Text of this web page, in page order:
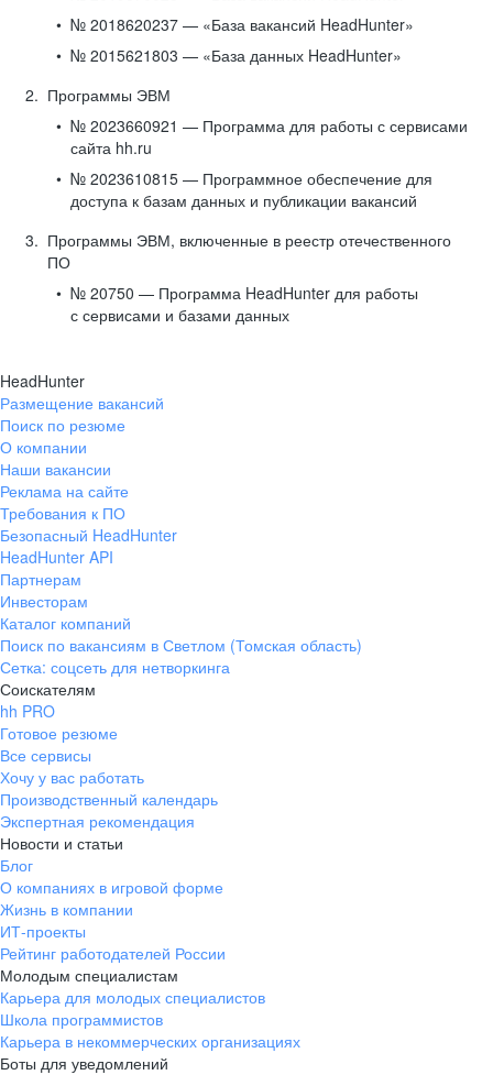
№ 2018620237 — «База вакансий HeadHunter»
№ 2015621803 — «База данных HeadHunter»
Программы ЭВМ
№ 2023660921 — Программа для работы с сервисами
сайта hh.ru
№ 2023610815 — Программное обеспечение для
доступа к базам данных и публикации вакансий
Программы ЭВМ, включенные в реестр отечественного
ПО
№ 20750 — Программа HeadHunter для работы
с сервисами и базами данных
HeadHunter
Размещение вакансий
Поиск по резюме
О компании
Наши вакансии
Реклама на сайте
Требования к ПО
Безопасный HeadHunter
HeadHunter API
Партнерам
Инвесторам
Каталог компаний
Поиск по вакансиям в Светлом (Томская область)
Сетка: соцсеть для нетворкинга
Соискателям
hh PRO
Готовое резюме
Все сервисы
Хочу у вас работать
Производственный календарь
Экспертная рекомендация
Новости и статьи
Блог
О компаниях в игровой форме
Жизнь в компании
ИТ-проекты
Рейтинг работодателей России
Молодым специалистам
Карьера для молодых специалистов
Школа программистов
Карьера в некоммерческих организациях
Боты для уведомлений